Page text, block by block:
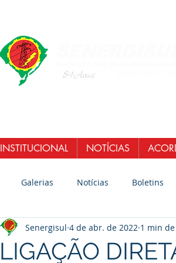
INSTITUCIONAL NOTÍCIAS
Galerias Notícias Boletins
LIGAÇÃO
Senergisul 4 de abr. de 2022 1 min